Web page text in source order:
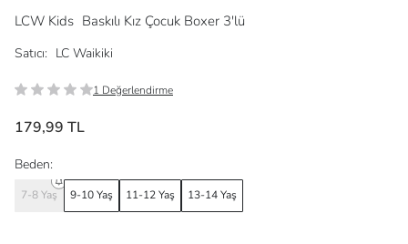
LCW Kids Baskılı Kız Çocuk Boxer 3'lü
Satıcı: LC Waikiki
1 Değerlendirme
179,99 TL
Beden:
7-8 Yaş 9-10 Yaş 11-12 Yaş 13-14 Yaş